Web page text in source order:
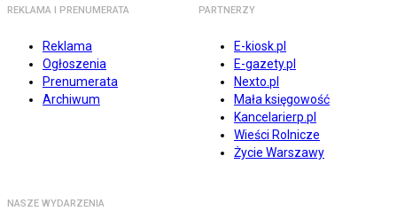
REKLAMA I PRENUMERATA
Reklama
Ogłoszenia
Prenumerata
Archiwum
PARTNERZY
E-kiosk.pl
E-gazety.pl
Nexto.pl
Mała księgowość
Kancelarierp.pl
Wieści Rolnicze
Życie Warszawy
NASZE WYDARZENIA